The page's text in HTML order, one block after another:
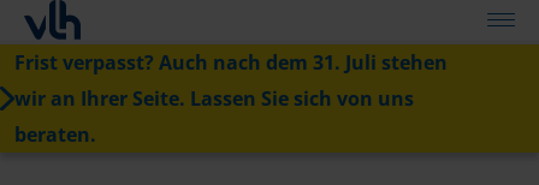
Frist verpasst? Auch nach dem 31. Juli stehen
wir an Ihrer Seite. Lassen Sie sich von uns
beraten.